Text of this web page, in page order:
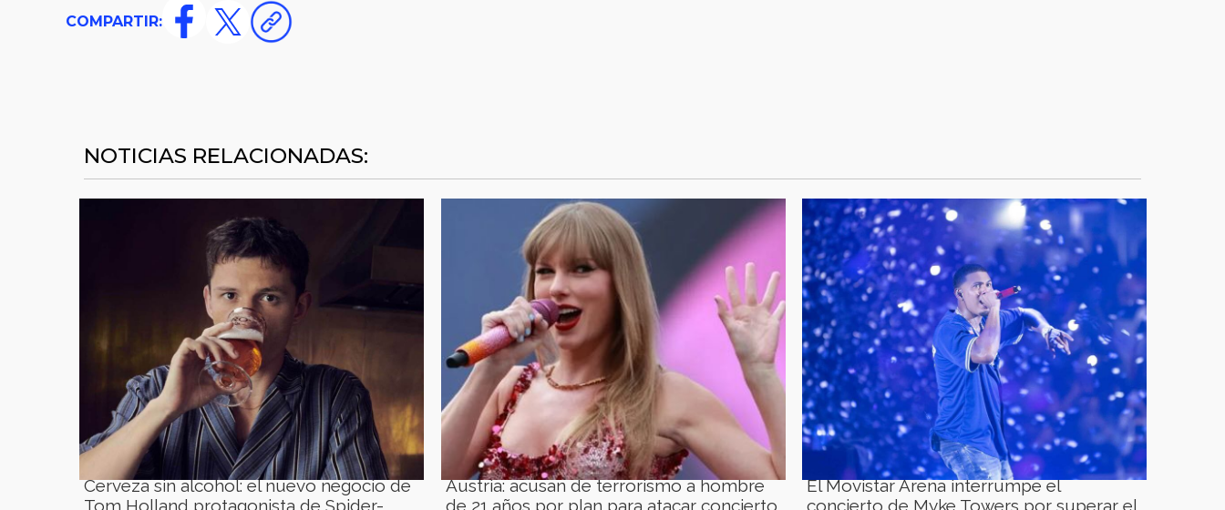
COMPARTIR:
NOTICIAS RELACIONADAS:
Cerveza sin alcohol: el nuevo negocio de
Tom Holland protagonista de Spider-
Austria: acusan de terrorismo a hombre
de 21 años por plan para atacar concierto
El Movistar Arena interrumpe el
concierto de Myke Towers por superar el